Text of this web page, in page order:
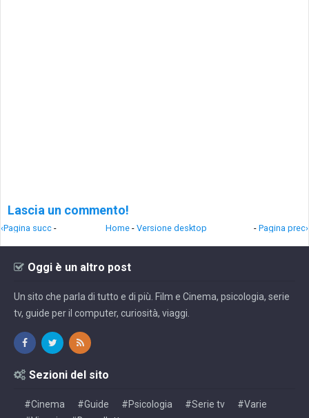
Lascia un commento!
‹Pagina succ - - Pagina prec›
Home - Versione desktop
Oggi è un altro post
Un sito che parla di tutto e di più. Film e Cinema, psicologia, serie
tv, guide per il computer, curiosità, viaggi.
Sezioni del sito
#Cinema #Guide #Psicologia #Serie tv
#Varie